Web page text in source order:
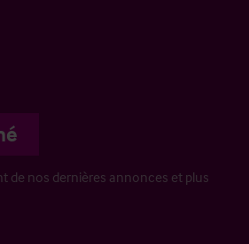
de nos dernières annonces et plus